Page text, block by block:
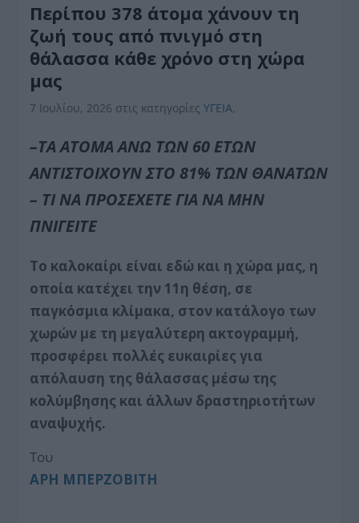
Περίπου 378 άτομα χάνουν τη
ζωή τους από πνιγμό στη
θάλασσα κάθε χρόνο στη χώρα
μας
7 Ιουλίου, 2026 στις κατηγορίεςΥΓΕΙΑ,
–ΤΑ ΑΤΟΜΑ ΑΝΩ ΤΩΝ 60 ΕΤΩΝ
ΑΝΤΙΣΤΟΙΧΟΥΝ ΣΤΟ 81% ΤΩΝ ΘΑΝΑΤΩΝ
– ΤΙ ΝΑ ΠΡΟΣΕΧΕΤΕ ΓΙΑ ΝΑ ΜΗΝ
ΠΝΙΓΕΙΤΕ
Το καλοκαίρι είναι εδώ και η χώρα μας, η
οποία κατέχει την 11η θέση, σε
παγκόσμια κλίμακα, στον κατάλογο των
χωρών με τη μεγαλύτερη ακτογραμμή,
προσφέρει πολλές ευκαιρίες για
απόλαυση της θάλασσας μέσω της
κολύμβησης και άλλων δραστηριοτήτων
αναψυχής.
Του
ΑΡΗ ΜΠΕΡΖΟΒΙΤΗ